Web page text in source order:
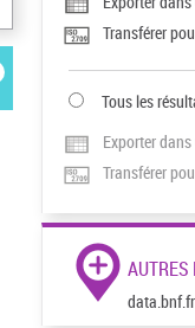
Transférer
Tous les
Exporter
Transférer
AUTRES
data.bnf.fr